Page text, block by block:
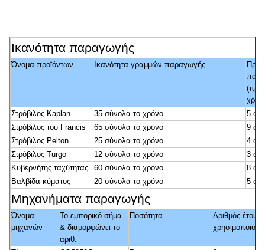
Ικανότητα παραγωγής
Όνομα προϊόντων Ικανότητα γραμμών παραγωγής
Στρόβιλος Kaplan
35 σύνολα το χρόνο
5
Στρόβιλος του Francis
65 σύνολα το χρόνο
9
Στρόβιλος Pelton
25 σύνολα το χρόνο
4
Στρόβιλος Turgo
12 σύνολα το χρόνο
3
Κυβερνήτης ταχύτητας
60 σύνολα το χρόνο
8
Βαλβίδα κύματος
20 σύνολα το χρόνο 5
Μηχανήματα παραγωγής
Όνομα
μηχανών
Το εμπορικό σήμα
& διαμορφώνει το
αριθ.
Ποσότητα
Αριθμός έτους